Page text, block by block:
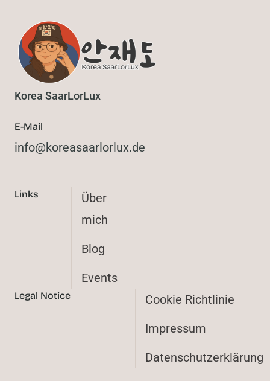
Korea SaarLorLux
E-Mail
ed.xulrolraasaerok
@ofni
Links
Über
mich
Blog
Events
Legal Notice
Cookie Richtlinie
Impressum
Datenschutzerklärung